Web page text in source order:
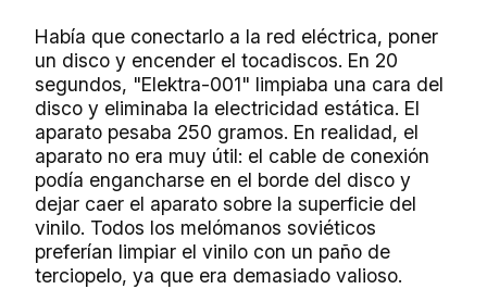
Había que conectarlo a la red eléctrica, poner
un disco y encender el tocadiscos. En 20
segundos, "Elektra-001" limpiaba una cara del
disco y eliminaba la electricidad estática. El
aparato pesaba 250 gramos. En realidad, el
aparato no era muy útil: el cable de conexión
podía engancharse en el borde del disco y
dejar caer el aparato sobre la superficie del
vinilo. Todos los melómanos soviéticos
preferían limpiar el vinilo con un paño de
terciopelo, ya que era demasiado valioso.